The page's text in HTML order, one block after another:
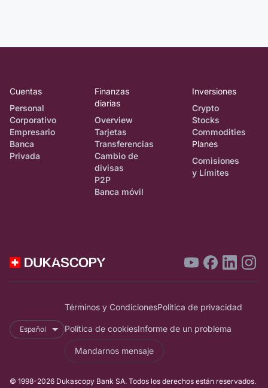
Cuentas
Personal
Corporativo
Empresario
Banca
Privada
Finanzas
diarias
Overview
Tarjetas
Transferencias
Cambio de
divisas
P2P
Banca móvil
Inversiones
Crypto
Stocks
Commodities
Planes
Comisiones
y Límites
Español
Términos y CondicionesPolítica de privacidad
Política de cookiesInforme de un problema
Mandarnos mensaje
© 1998-2026 Dukascopy Bank SA. Todos los derechos están reservados.